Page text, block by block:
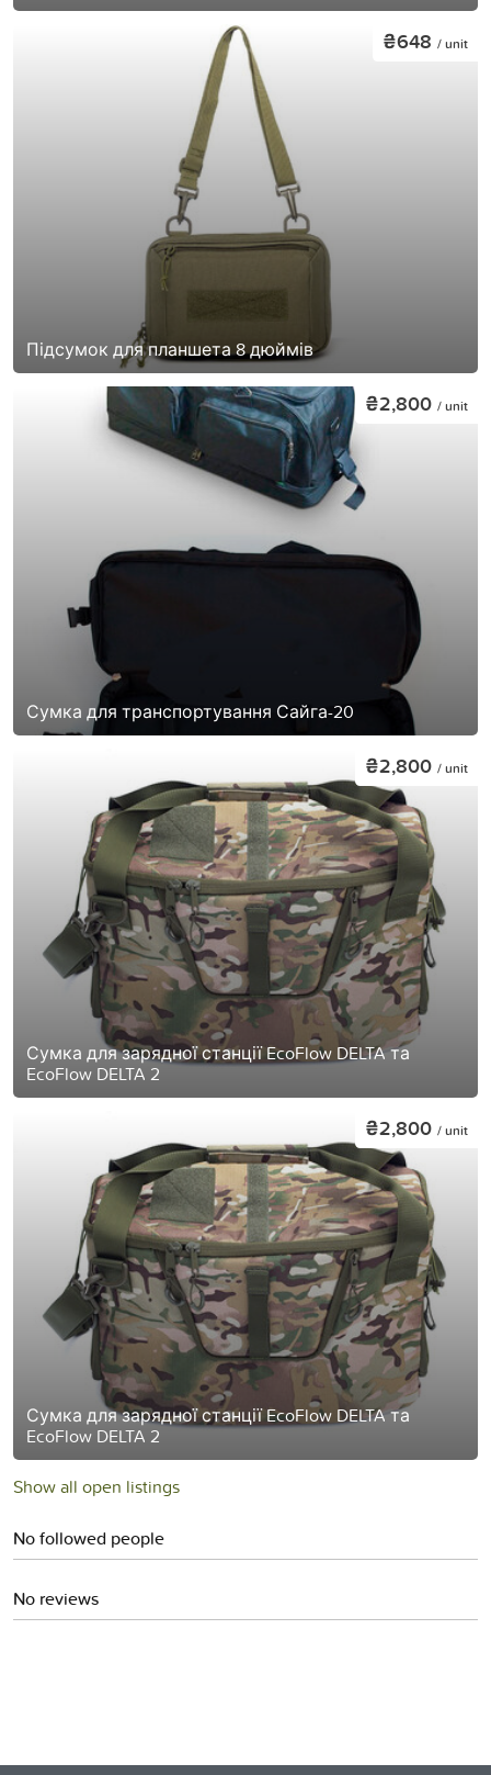
Підсумок для планшета 8 дюймів
₴648 / unit
Сумка для транспортування Сайга-20
₴2,800 / unit
Сумка для зарядної станції EcoFlow DELTA та
EcoFlow DELTA 2
₴2,800 / unit
Сумка для зарядної станції EcoFlow DELTA та
EcoFlow DELTA 2
₴2,800 / unit
Show all open listings
No followed people
No reviews